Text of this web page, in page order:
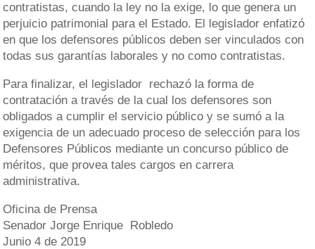
contratistas, cuando la ley no la exige, lo que genera un
perjuicio patrimonial para el Estado. El legislador enfatizó
en que los defensores públicos deben ser vinculados con
todas sus garantías laborales y no como contratistas.
Para finalizar, el legislador rechazó la forma de
contratación a través de la cual los defensores son
obligados a cumplir el servicio público y se sumó a la
exigencia de un adecuado proceso de selección para los
Defensores Públicos mediante un concurso público de
méritos, que provea tales cargos en carrera
administrativa.
Oficina de Prensa
Senador Jorge Enrique Robledo
Junio 4 de 2019